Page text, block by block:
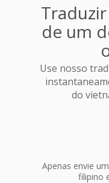
de um
Use nosso
do
Apenas envie
filipino